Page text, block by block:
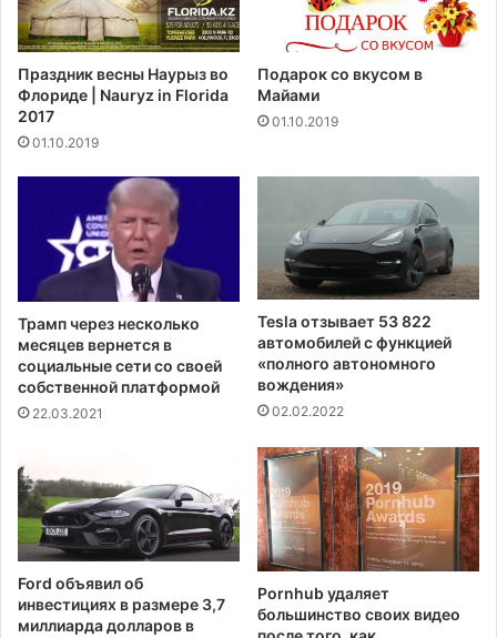
б
о
р
н
ы
е
м
е
и
я
в
ю
-
Й
о
к
е
щ
е
н
е
е
л
е
д
е
т
в
з
и
д
е
ц
Праздник весны Наурыз во
Флориде | Nauryz in Florida
2017
01.10.2019
Подарок со вкусом в
Майами
01.10.2019
Трамп через несколько
месяцев вернется в
социальные сети со своей
собственной платформой
22.03.2021
Tesla отзывает 53 822
автомобилей с функцией
«полного автономного
вождения»
02.02.2022
Ford объявил об
инвестициях в размере 3,7
миллиарда долларов в
Pornhub удаляет
большинство своих видео